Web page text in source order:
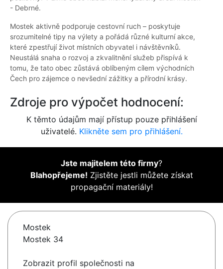
- Debrné.
Mostek aktivně podporuje cestovní ruch – poskytuje
srozumitelné tipy na výlety a pořádá různé kulturní akce,
které zpestřují život místních obyvatel i návštěvníků.
Neustálá snaha o rozvoj a zkvalitnění služeb přispívá k
tomu, že tato obec zůstává oblíbeným cílem východních
Čech pro zájemce o nevšední zážitky a přírodní krásy.
Zdroje pro výpočet hodnocení:
K těmto údajům mají přístup pouze přihlášení
uživatelé. Klikněte sem pro přihlášení.
Jste majitelem této firmy?
Blahopřejeme! Zjistěte jestli můžete získat
propagační materiály!
Mostek
Mostek 34
Zobrazit profil společnosti na